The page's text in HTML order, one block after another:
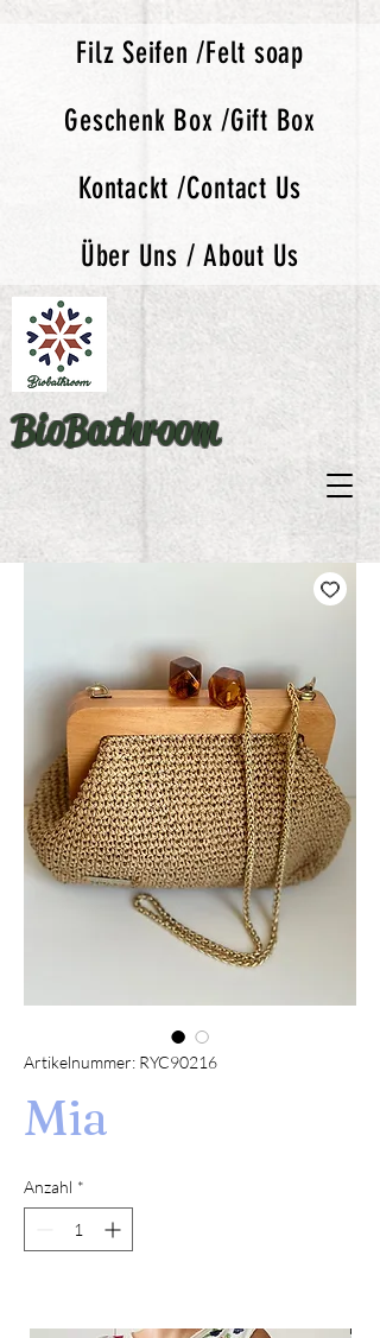
BioBathroom
Filz Seifen /Felt soap
Geschenk Box /Gift Box
Kontackt /Contact Us
Über Uns / About Us
Artikelnummer: RYC90216
Mia
Anzahl *